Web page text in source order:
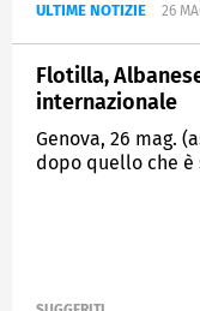
ULTIME NOTIZIE 26
Flotilla,
internazionale
Genova, 26 mag.
dopo quello che
della politica,